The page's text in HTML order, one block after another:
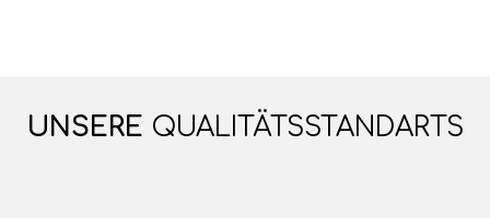
UNSERE QUALITÄTSSTANDARTS